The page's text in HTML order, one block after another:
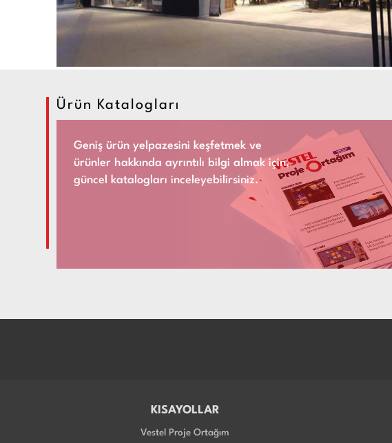
Ürün Katalogları
Geniş ürün yelpazesini keşfetmek ve
ürünler hakkında ayrıntılı bilgi almak için,
güncel katalogları inceleyebilirsiniz.
KISAYOLLAR
Vestel Proje Ortağım